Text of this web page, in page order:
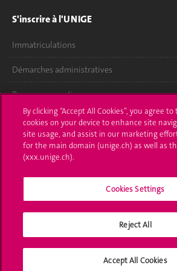
S'inscrire à l'UNIGE
Immatriculations
Démarches administratives
Poser une question
L'UNIGE vous informe
UNIGE Mobile
By clicking “Accept All Cookies”, you agree
cookies on your device to enhance site
site usage, and assist in our marketing
for the main domain (unige.ch) as well as
(xxx.unige.ch).
Cookies Settings
Reject All
Accept All Cookies